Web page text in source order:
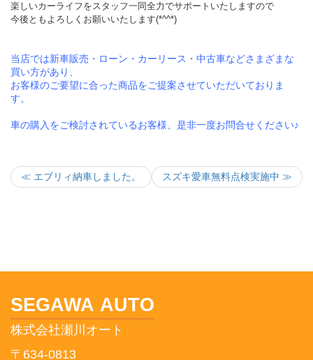
楽しいカーライフをスタッフ一同全力でサポートいたしますので
今後ともよろしくお願いいたします(*^^*)
当店では新車販売・ローン・カーリース・中古車などさまざまな
買い方があり、
お客様のご要望に合った商品をご提案させていただいておりま
す。
車の購入をご検討されているお客様、是非一度お問合せください♪
≪ エブリィ納車しました。 スズキ愛車無料点検実施中 ≫
SEGAWA AUTO
株式会社瀬川オート
〒634-0813